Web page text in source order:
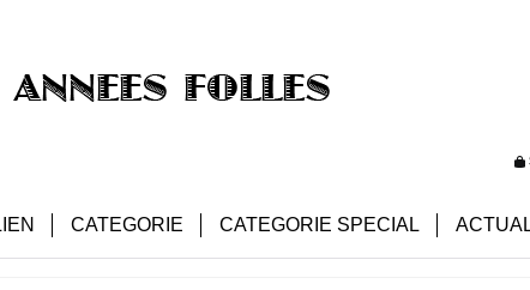
CATEGORIE CATEGORIE SPECIAL